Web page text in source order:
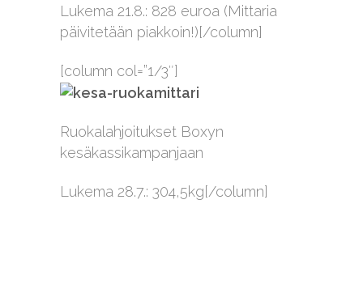
Lukema 21.8.: 828 euroa (Mittaria
päivitetään piakkoin!)[/column]
[column col=”1/3″]
Ruokalahjoitukset Boxyn
kesäkassikampanjaan
Lukema 28.7.: 304,5kg[/column]